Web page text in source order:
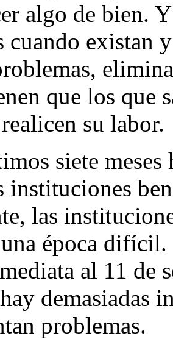
algo de bien.
cuando existan
que los que
su labor.
siete meses
instituciones
las
época
al 11 de
demasiadas
problemas.